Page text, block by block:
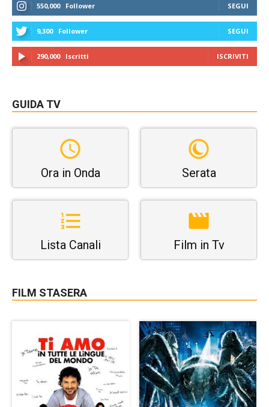
550,000 Follower SEGUI
9,300 Follower SEGUI
290,000 Iscritti ISCRIVITI
GUIDA TV
Ora in Onda Serata
Lista Canali Film in Tv
FILM STASERA